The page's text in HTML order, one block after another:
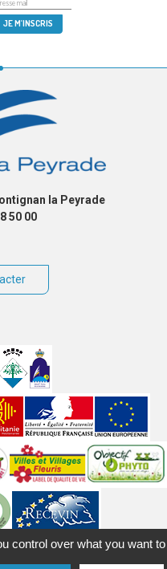
la Peyrade
50 00
Contact
control over what you want to